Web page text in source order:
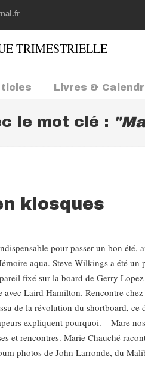
Livres &
le mot clé :
kiosques
pour passer un bon été,
aqua. Steve Wilkings a été un
fixé sur la board de Gerry
Laird Hamilton. Rencontre
de la révolution du shortboard, ce
expliquent pourquoi. – Mare
et rencontres. Marie Chauché
photos de John Larronde, du